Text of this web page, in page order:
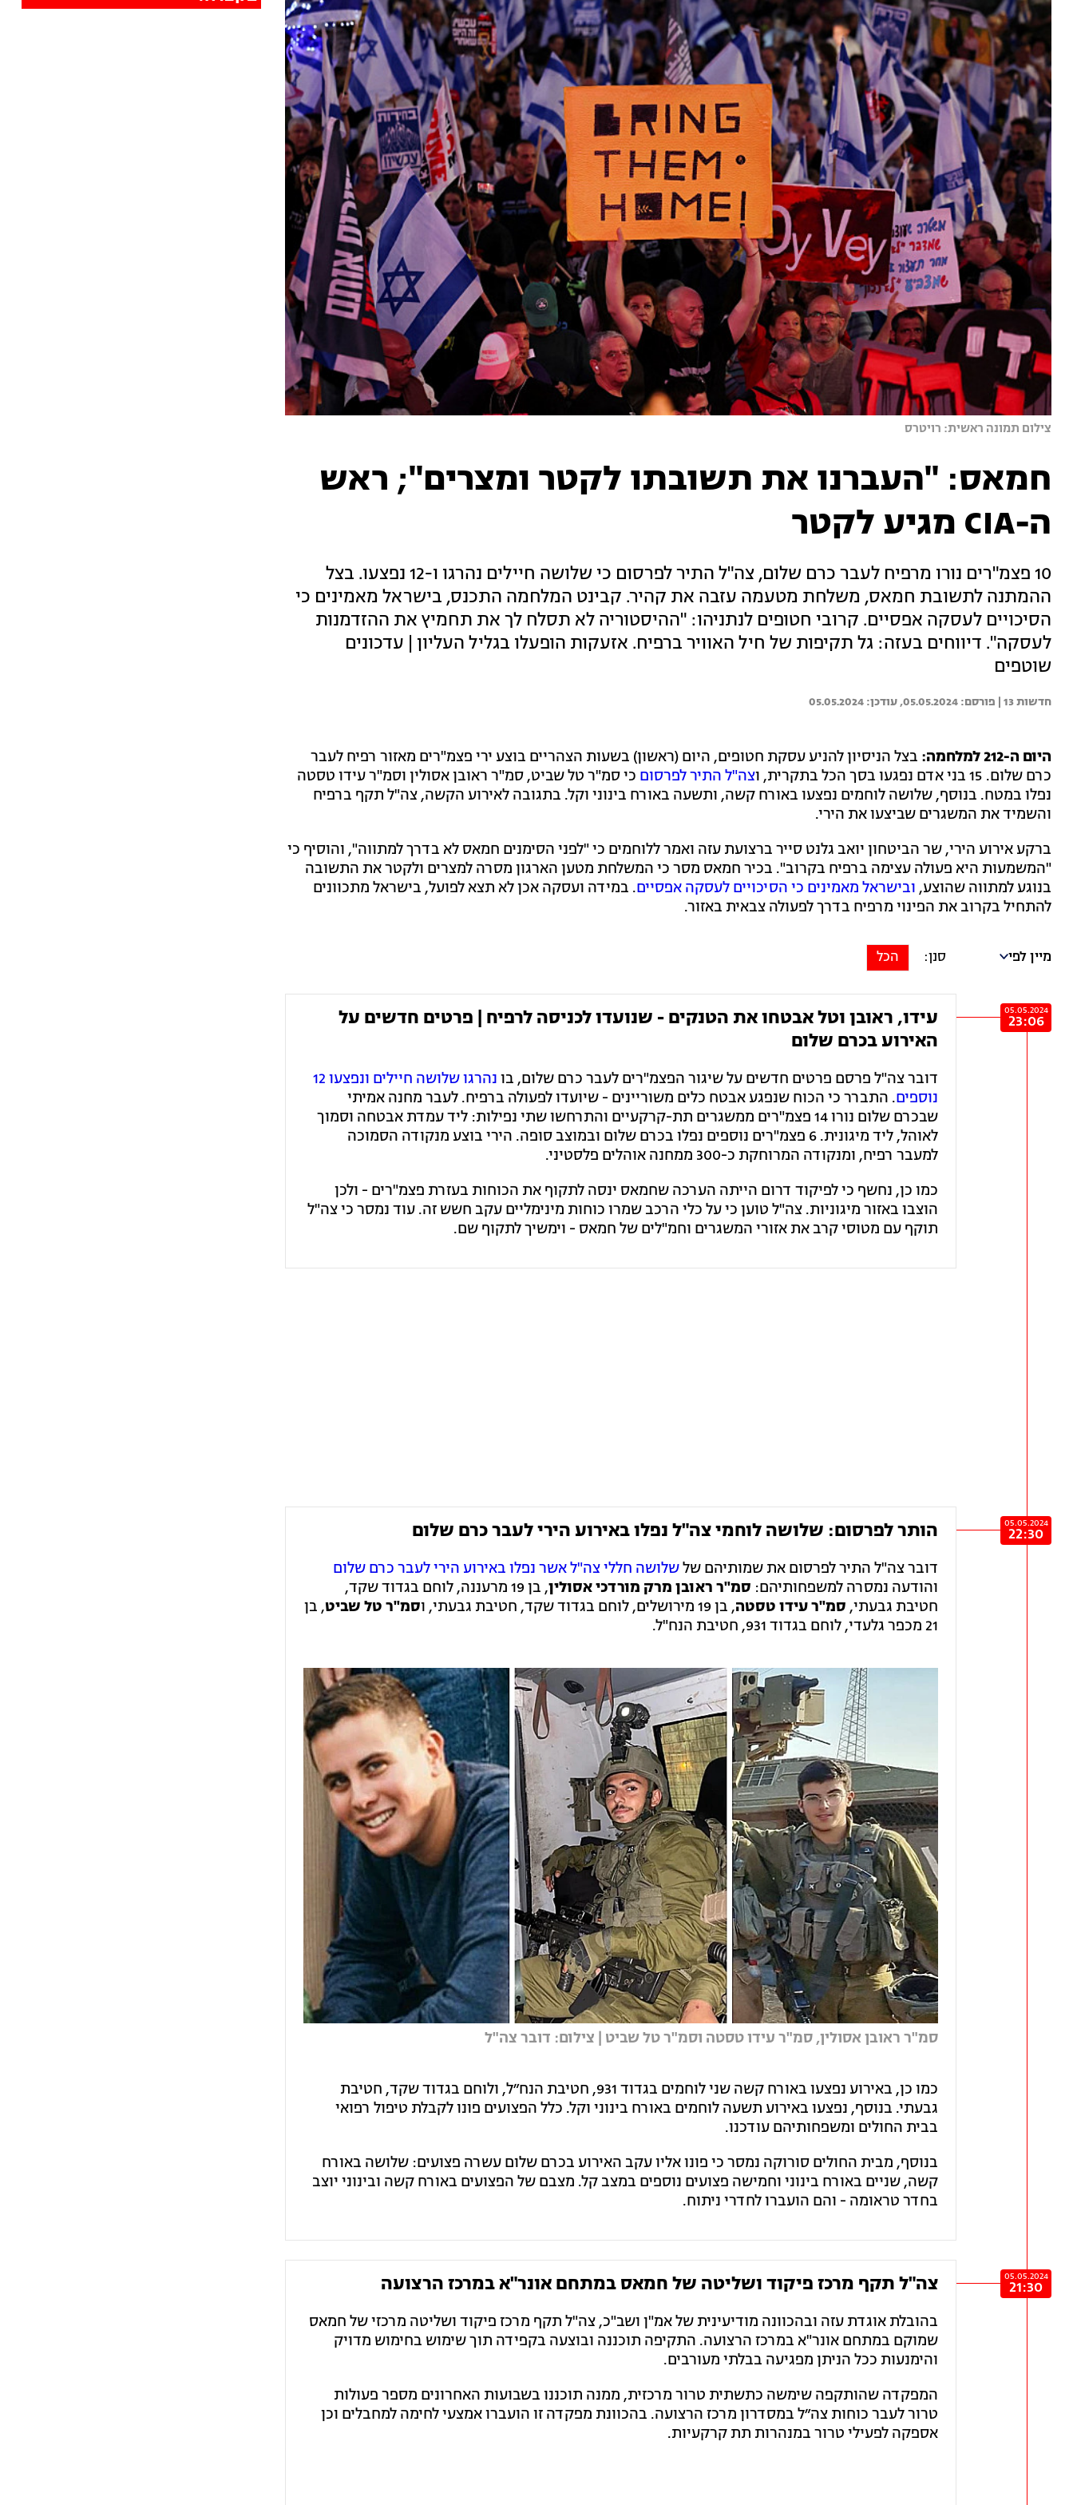
צילום תמונה ראשית: רויטרס
חמאס: "העברנו את תשובתו לקטר ומצרים"; ראש
ה-CIA מגיע לקטר
10 פצמ"רים נורו מרפיח לעבר כרם שלום, צה"ל התיר לפרסום כי שלושה חיילים נהרגו ו-12 נפצעו. בצל
ההמתנה לתשובת חמאס, משלחת מטעמה עזבה את קהיר. קבינט המלחמה התכנס, בישראל מאמינים כי
הסיכויים לעסקה אפסיים. קרובי חטופים לנתניהו: "ההיסטוריה לא תסלח לך את תחמיץ את ההזדמנות
לעסקה". דיווחים בעזה: גל תקיפות של חיל האוויר ברפיח. אזעקות הופעלו בגליל העליון | עדכונים
שוטפים
חדשות 13 | 05.05.2024
05.05.2024
היום ה-212 למלחמה:
בצל הניסיון להניע עסקת חטופים, היום (ראשון) בשעות הצהריים בוצע ירי פצמ"רים מאזור רפיח לעבר
כרם שלום. 15 בני אדם נפגעו בסך הכל בתקרית, ו
צה"ל התיר לפרסום כי סמ"ר טל שביט, סמ"ר ראובן אסולין וסמ"ר עידו טסטה
נפלו במטח. בנוסף, שלושה לוחמים נפצעו באורח קשה, ותשעה באורח בינוני וקל. בתגובה לאירוע הקשה, צה"ל תקף ברפיח
והשמיד את המשגרים שביצעו את הירי.
ברקע אירוע הירי, שר הביטחון יואב גלנט סייר ברצועת עזה ואמר ללוחמים כי "לפני הסימנים חמאס לא בדרך למתווה", והוסיף כי
"המשמעות היא פעולה עצימה ברפיח בקרוב". בכיר חמאס מסר כי המשלחת מטען הארגון מסרה למצרים ולקטר את התשובה
בנוגע למתווה שהוצע, ובישראל מאמינים כי הסיכויים לעסקה אפסיים. במידה ועסקה אכן לא תצא לפועל, בישראל מתכוונים
להתחיל בקרוב את הפינוי מרפיח בדרך לפעולה צבאית באזור.
מיין לפי הכל
05.05.2024
23:06
עידו, ראובן וטל אבטחו את הטנקים - שנועדו לכניסה לרפיח | פרטים חדשים על
האירוע בכרם שלום
דובר צה"ל פרסם פרטים חדשים על שיגור הפצמ"רים לעבר כרם שלום, בו
נהרגו שלושה חיילים ונפצעו 12
נוספים. התברר כי הכוח שנפגע אבטח כלים משוריינים - שיועדו לפעולה ברפיח. לעבר מחנה אמיתי
שבכרם שלום נורו 14 פצמ"רים ממשגרים תת-קרקעיים והתרחשו שתי נפילות: ליד עמדת אבטחה וסמוך
לאוהל, ליד מיגונית. 6 פצמ"רים נוספים נפלו בכרם שלום ובמוצב סופה. הירי בוצע מנקודה הסמוכה
למעבר רפיח, ומנקודה המרוחקת כ-300 ממחנה אוהלים פלסטיני.
כמו כן, נחשף כי לפיקוד דרום הייתה הערכה שחמאס ינסה לתקוף את הכוחות בעזרת פצמ"רים - ולכן
הוצבו באזור מיגוניות. צה"ל טוען כי על כלי הרכב שמרו כוחות מינימליים עקב חשש זה. עוד נמסר כי צה"ל
תוקף עם מטוסי קרב את אזורי המשגרים וחמ"לים של חמאס - וימשיך לתקוף שם.
05.05.2024
22:30 הותר לפרסום: שלושה לוחמי צה"ל נפלו באירוע הירי לעבר כרם שלום
דובר צה"ל התיר לפרסום את שמותיהם שלשלושה חללי צה"ל אשר נפלו באירוע הירי לעבר כרם שלום
והודעה נמסרה למשפחותיהם: סמ"ר ראובן מרק מורדכי אסולין
, בן 19 מרעננה, לוחם בגדוד שקד,
חטיבת גבעתי, סמ"ר עידו טסטה, בן 19 מירושלים, לוחם בגדוד שקד, חטיבת גבעתי, ו סמ"ר טל שביט, בן
21 מכפר גלעדי, לוחם בגדוד 931, חטיבת הנח"ל.
סמ"ר ראובן אסולין, סמ"ר עידו טסטה וסמ"ר טל שביט | צילום: דובר צה"ל
כמו כן, באירוע נפצעו באורח קשה שני לוחמים בגדוד 931, חטיבת הנח״ל, ולוחם בגדוד שקד, חטיבת
גבעתי. בנוסף, נפצעו באירוע תשעה לוחמים באורח בינוני וקל. כלל הפצועים פונו לקבלת טיפול רפואי
בבית החולים ומשפחותיהם עודכנו.
בנוסף, מבית החולים סורוקה נמסר כי פונו אליו עקב האירוע בכרם שלום עשרה פצועים: שלושה באורח
קשה, שניים באורח בינוני וחמישה פצועים נוספים במצב קל. מצבם של הפצועים באורח קשה ובינוני יוצב
בחדר טראומה - והם הועברו לחדרי ניתוח.
05.05.2024
21:30 צה"ל תקף מרכז פיקוד ושליטה של חמאס במתחם אונר"א במרכז הרצועה
בהובלת אוגדת עזה ובהכוונה מודיעינית של אמ"ן ושב"כ, צה"ל תקף מרכז פיקוד ושליטה מרכזי של חמאס
שמוקם במתחם אונר"א במרכז הרצועה. התקיפה תוכננה ובוצעה בקפידה תוך שימוש בחימוש מדויק
והימנעות ככל הניתן מפגיעה בבלתי מעורבים.
המפקדה שהותקפה שימשה כתשתית טרור מרכזית, ממנה תוכננו בשבועות האחרונים מספר פעולות
טרור לעבר כוחות צה״ל במסדרון מרכז הרצועה. בהכוונת מפקדה זו הועברו אמצעי לחימה למחבלים וכן
אספקה לפעילי טרור במנהרות תת קרקעיות.